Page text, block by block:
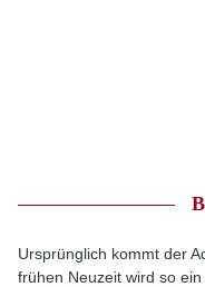
Ursprünglich kommt der
frühen Neuzeit wird so